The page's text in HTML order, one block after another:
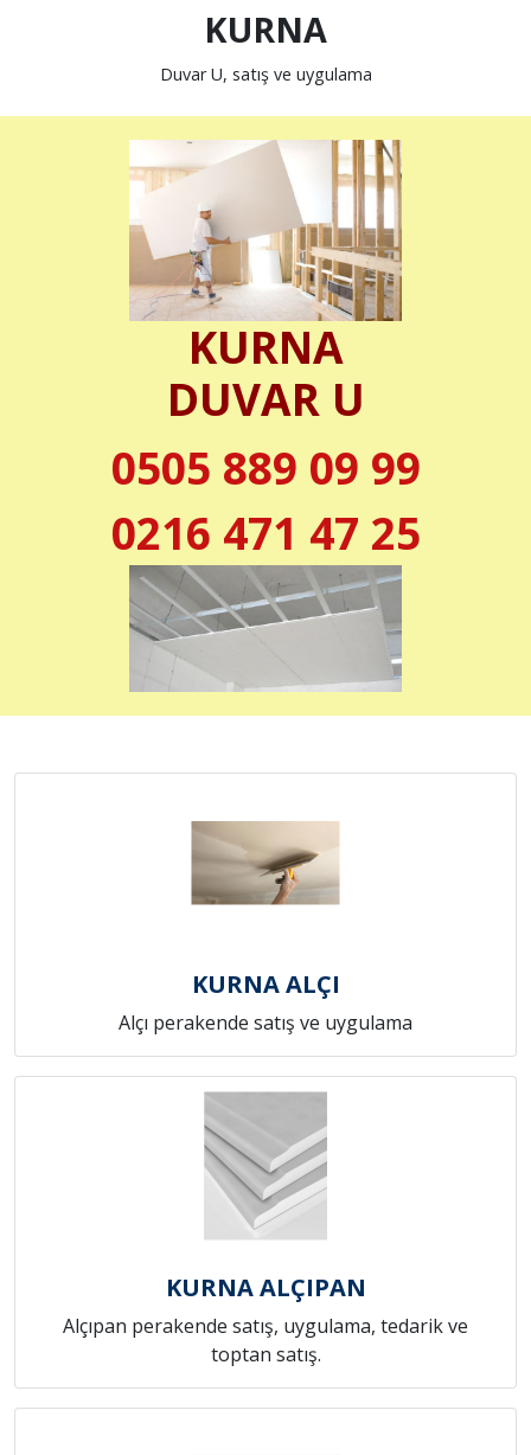
KURNA
Duvar U, satış ve uygulama
KURNA
DUVAR U
0505 889 09 99
0216 471 47 25
KURNA ALÇI
Alçı perakende satış ve uygulama
KURNA ALÇIPAN
Alçıpan perakende satış, uygulama, tedarik ve
toptan satış.